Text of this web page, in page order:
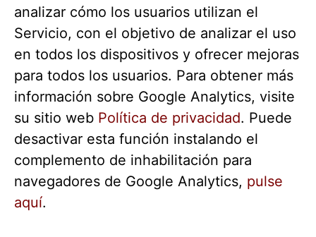
analizar cómo los usuarios utilizan el
Servicio, con el objetivo de analizar el uso
en todos los dispositivos y ofrecer mejoras
para todos los usuarios. Para obtener más
información sobre Google Analytics, visite
su sitio web Política de privacidad. Puede
desactivar esta función instalando el
complemento de inhabilitación para
navegadores de Google Analytics, pulse
aquí.